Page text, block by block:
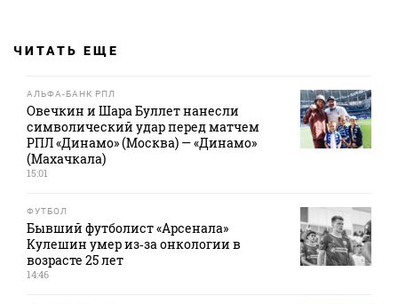
ЧИТАТЬ ЕЩЕ
АЛЬФА-БАНК РПЛ
Овечкин и Шара Буллет нанесли
символический удар перед матчем
РПЛ «Динамо» (Москва) — «Динамо»
(Махачкала)
15:01
ФУТБОЛ
Бывший футболист «Арсенала»
Кулешин умер из‑за онкологии в
возрасте 25 лет
14:46